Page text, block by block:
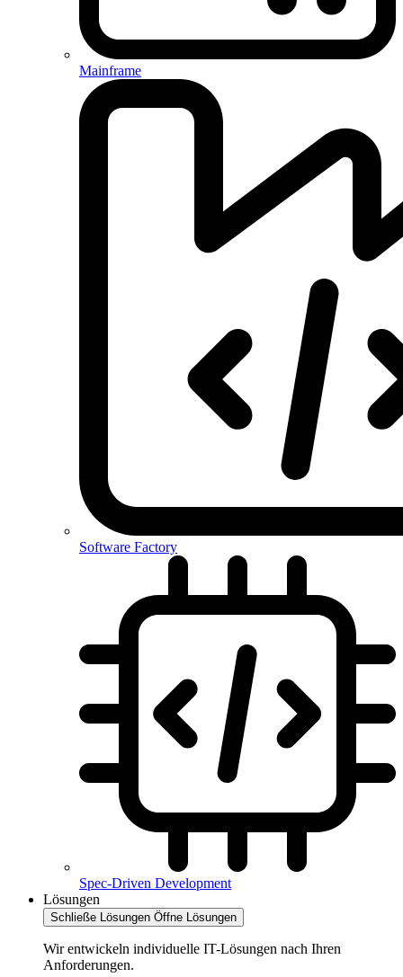
Mainframe
Software Factory
Spec-Driven Development
Lösungen
Schließe Lösungen Öffne Lösungen
Wir entwickeln individuelle IT-Lösungen nach Ihren
Anforderungen.